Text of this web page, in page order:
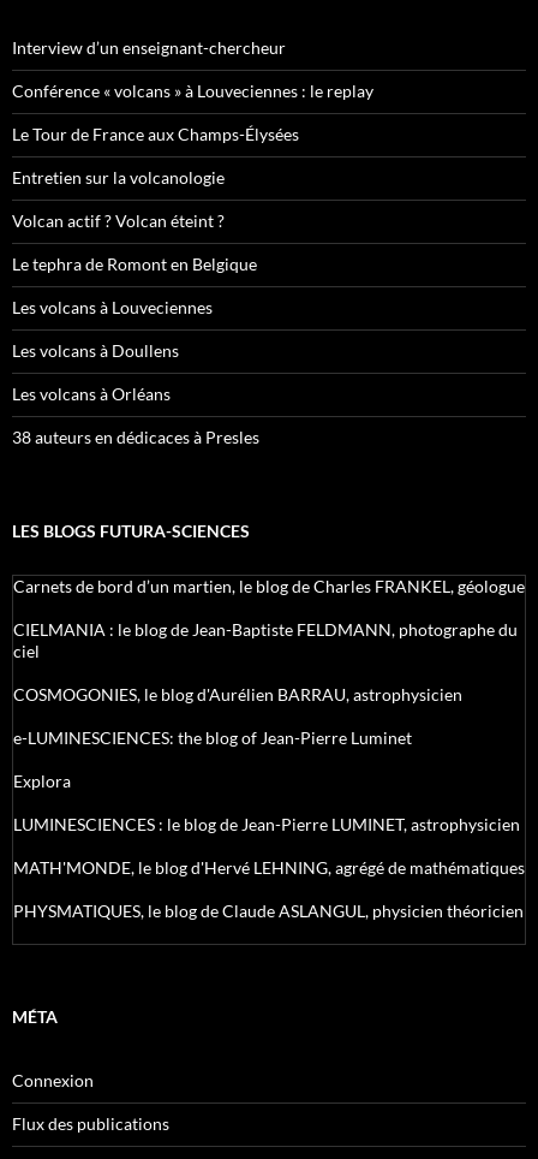
Interview d’un enseignant-chercheur
Conférence « volcans » à Louveciennes : le replay
Le Tour de France aux Champs-Élysées
Entretien sur la volcanologie
Volcan actif ? Volcan éteint ?
Le tephra de Romont en Belgique
Les volcans à Louveciennes
Les volcans à Doullens
Les volcans à Orléans
38 auteurs en dédicaces à Presles
LES BLOGS FUTURA-SCIENCES
Carnets de bord d’un martien, le blog de Charles FRANKEL, géologue
CIELMANIA : le blog de Jean-Baptiste FELDMANN, photographe du
ciel
COSMOGONIES, le blog d'Aurélien BARRAU, astrophysicien
e-LUMINESCIENCES: the blog of Jean-Pierre Luminet
Explora
LUMINESCIENCES : le blog de Jean-Pierre LUMINET, astrophysicien
MATH'MONDE, le blog d'Hervé LEHNING, agrégé de mathématiques
PHYSMATIQUES, le blog de Claude ASLANGUL, physicien théoricien
MÉTA
Connexion
Flux des publications